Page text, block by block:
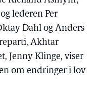
lederen Per
Dahl og Anders
Akhtar
Jenny Klinge, viser
om endringer i lov